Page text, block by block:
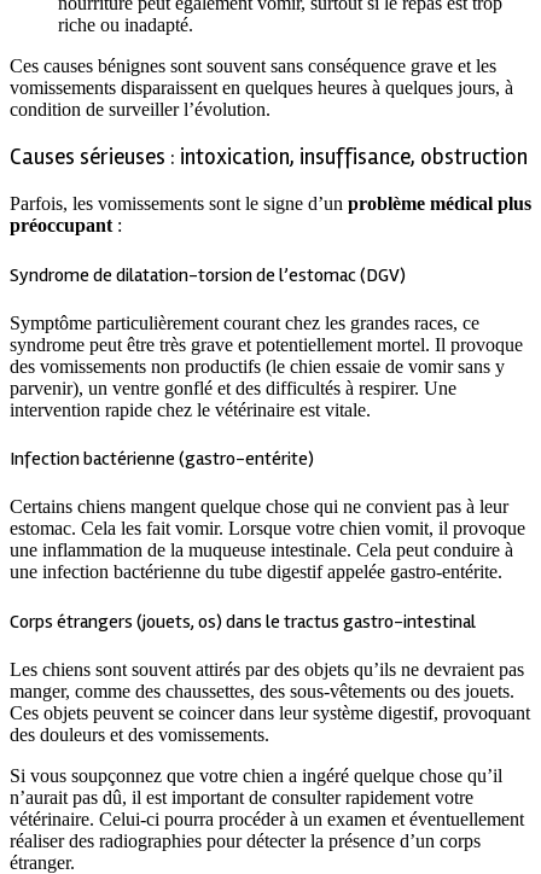
riche ou inadapté.
Ces causes bénignes sont souvent sans conséquence grave et les
vomissements disparaissent en quelques heures à quelques jours, à
condition de surveiller l’évolution.
Causes sérieuses : intoxication, insuffisance, obstruction
Parfois, les vomissements sont le signe d’un problème médical plus
préoccupant :
Syndrome de dilatation-torsion de l’estomac (DGV)
Symptôme particulièrement courant chez les grandes races, ce
syndrome peut être très grave et potentiellement mortel. Il provoque
des vomissements non productifs (le chien essaie de vomir sans y
parvenir), un ventre gonflé et des difficultés à respirer. Une
intervention rapide chez le vétérinaire est vitale.
Infection bactérienne (gastro-entérite)
Certains chiens mangent quelque chose qui ne convient pas à leur
estomac. Cela les fait vomir. Lorsque votre chien vomit, il provoque
une inflammation de la muqueuse intestinale. Cela peut conduire à
une infection bactérienne du tube digestif appelée gastro-entérite.
Corps étrangers (jouets, os) dans le tractus gastro-intestinal
Les chiens sont souvent attirés par des objets qu’ils ne devraient pas
manger, comme des chaussettes, des sous-vêtements ou des jouets.
Ces objets peuvent se coincer dans leur système digestif, provoquant
des douleurs et des vomissements.
Si vous soupçonnez que votre chien a ingéré quelque chose qu’il
n’aurait pas dû, il est important de consulter rapidement votre
vétérinaire. Celui-ci pourra procéder à un examen et éventuellement
réaliser des radiographies pour détecter la présence d’un corps
étranger.